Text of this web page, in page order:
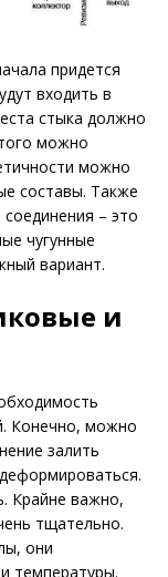
придется
входить в
стыка должно
можно
можно
составы. Также
­– это
чугунные
вариант.
и
Конечно, можно
залить
Крайне важно,
тщательно.
они
температуры.